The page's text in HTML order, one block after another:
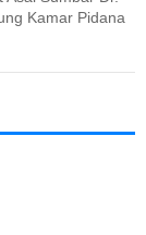
Kamar Pidana